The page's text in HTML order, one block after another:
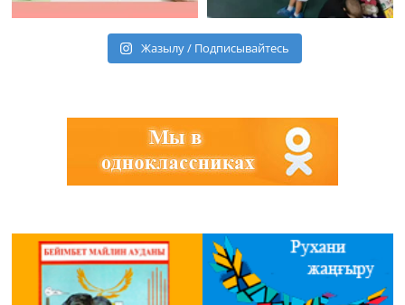
Жазылу / Подписывайтесь